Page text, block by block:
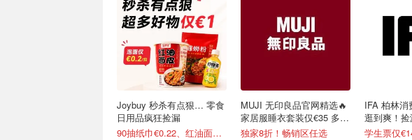
Joybuy 秒杀有点狠… 零食
日用品疯狂捡漏
90抽纸巾€0.22、红油面皮€0.99
MUJI 无印良品官网精选🔥
家居服睡衣套装仅€35 多色
可选
独家8折！畅销区任选
IFA 柏林消
逛到爽！
学生票仅